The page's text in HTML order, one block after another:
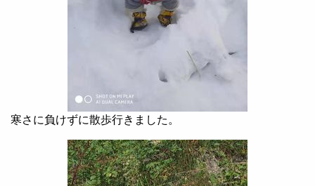
寒さに負けずに散歩行きました。